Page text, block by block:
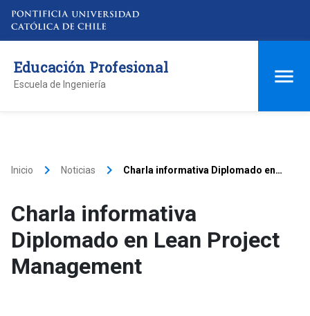
Educación Profesional
Escuela de Ingeniería
Inicio keyboard_arrow_right Noticias keyboard_arrow_right
Charla informativa Diplomado en
Charla informativa
Diplomado en Lean Project
Management